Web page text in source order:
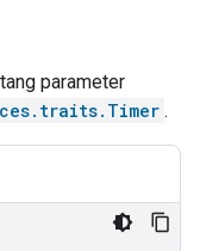
parameter
.